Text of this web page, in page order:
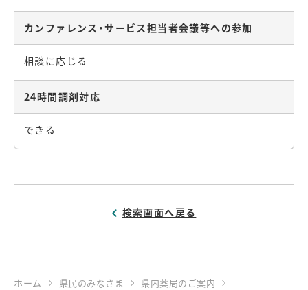
カンファレンス・サービス担当者会議等への参加
相談に応じる
24時間調剤対応
できる
検索画面へ戻る
ホーム 県民のみなさま
県内薬局のご案内